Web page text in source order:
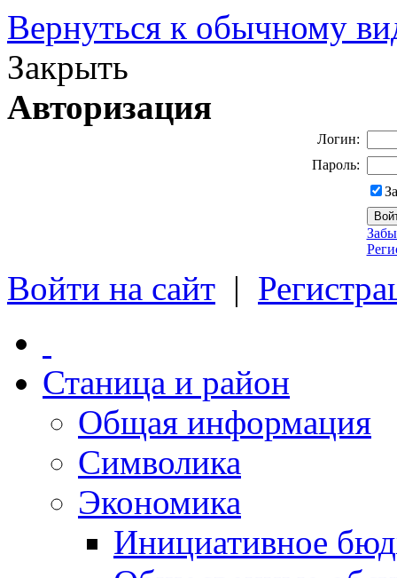
Вернуться к обычному
Закрыть
Авторизация
Логин:
Пароль:
Войти на сайт |
Станица и район
Общая информация
Символика
Экономика
Инициативное